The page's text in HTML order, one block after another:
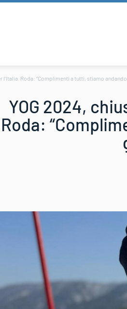
l’Italia. Roda: “Complimenti a tutti, stiamo
YOG 2024,
Roda: